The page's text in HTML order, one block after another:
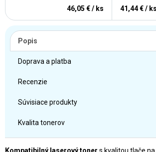
41,44 € / ks
46,05 € / ks
Popis
Doprava a platba
Recenzie
Súvisiace produkty
Kvalita tonerov